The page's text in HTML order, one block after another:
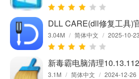
DLL CARE(dll修复工具)
3.04M / 简体中文 / 2025-10-23
新毒霸电脑清理
3.1M / 简体中文 / 2024-12-26